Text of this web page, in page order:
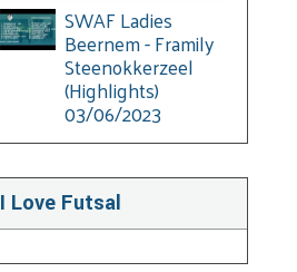
SWAF Ladies
Beernem - Framily
Steenokkerzeel
(Highlights)
03/06/2023
I Love Futsal